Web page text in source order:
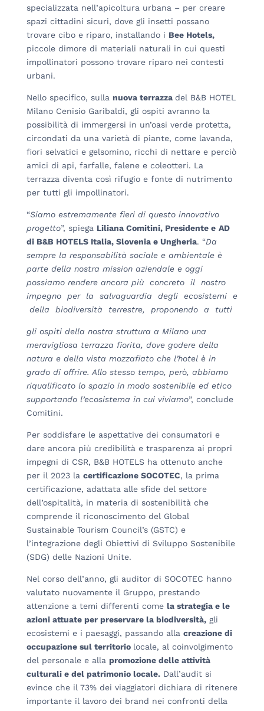
specializzata nell’apicoltura urbana – per creare
spazi cittadini sicuri, dove gli insetti possano
trovare cibo e riparo, installando i Bee Hotels,
piccole dimore di materiali naturali in cui questi
impollinatori possono trovare riparo nei contesti
urbani.
Nello specifico, sulla nuova terrazza del B&B HOTEL
Milano Cenisio Garibaldi, gli ospiti avranno la
possibilità di immergersi in un’oasi verde protetta,
circondati da una varietà di piante, come lavanda,
fiori selvatici e gelsomino, ricchi di nettare e perciò
amici di api, farfalle, falene e coleotteri. La
terrazza diventa così rifugio e fonte di nutrimento
per tutti gli impollinatori.
“Siamo estremamente fieri di questo innovativo
progetto”, spiega Liliana Comitini, Presidente e AD
di B&B HOTELS Italia, Slovenia e Ungheria. “Da
sempre la responsabilità sociale e ambientale è
parte della nostra mission aziendale e oggi
possiamo rendere ancora più concreto il nostro
impegno per la salvaguardia degli ecosistemi e
della biodiversità terrestre, proponendo a tutti
gli ospiti della nostra struttura a Milano una
meravigliosa terrazza fiorita, dove godere della
natura e della vista mozzafiato che l’hotel è in
grado di offrire. Allo stesso tempo, però, abbiamo
riqualificato lo spazio in modo sostenibile ed etico
supportando l’ecosistema in cui viviamo”, conclude
Comitini.
Per soddisfare le aspettative dei consumatori e
dare ancora più credibilità e trasparenza ai propri
impegni di CSR, B&B HOTELS ha ottenuto anche
per il 2023 la certificazione SOCOTEC, la prima
certificazione, adattata alle sfide del settore
dell’ospitalità, in materia di sostenibilità che
comprende il riconoscimento del Global
Sustainable Tourism Council’s (GSTC) e
l’integrazione degli Obiettivi di Sviluppo Sostenibile
(SDG) delle Nazioni Unite.
Nel corso dell’anno, gli auditor di SOCOTEC hanno
valutato nuovamente il Gruppo, prestando
attenzione a temi differenti come la strategia e le
azioni attuate per preservare la biodiversità,gli
ecosistemi e i paesaggi, passando alla creazione di
occupazione sul territorio locale, al coinvolgimento
del personale e alla promozione delle attività
culturali e del patrimonio locale.Dall’audit si
evince che il 73% dei viaggiatori dichiara di ritenere
importante il lavoro dei brand nei confronti della